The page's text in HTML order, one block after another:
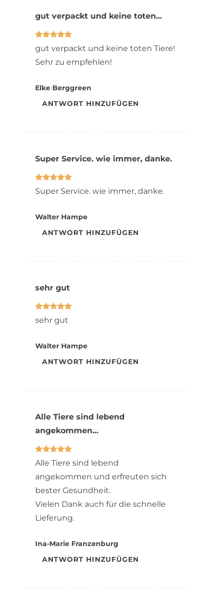
gut verpackt und keine toten...
gut verpackt und keine toten Tiere!
Sehr zu empfehlen!
Elke Berggreen
ANTWORT HINZUFÜGEN
Super Service. wie immer, danke.
Super Service. wie immer, danke.
Walter Hampe
ANTWORT HINZUFÜGEN
sehr gut
sehr gut
Walter Hampe
ANTWORT HINZUFÜGEN
Alle Tiere sind lebend
angekommen...
Alle Tiere sind lebend
angekommen und erfreuten sich
bester Gesundheit.
Vielen Dank auch für die schnelle
Lieferung.
Ina-Marie Franzenburg
ANTWORT HINZUFÜGEN